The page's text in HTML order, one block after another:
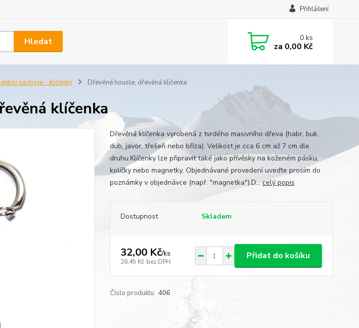
Přihlášení
Hledat 0ks
za 0,00 Kč
nástroje - klíčenky Dřevěné housle, dřevěná klíčenka
klíčenka
Dřevěná klíčenka vyrobená z tvrdého masivního dřeva (habr, buk,
dub, javor, třešeň nebo bříza). Velikost je cca 6 cm až 7 cm dle
druhu.Klíčenky lze připravit také jako přívěsky na koženém pásku,
kolíčky nebo magnetky. Objednávané provedení uveďte prosím do
poznámky v objednávce (např. "magnetka").D... celý popis
Dostupnost Skladem
32,00 Kč/ks
26,45 Kč bez DPH
Přidat do košíku
Číslo produktu: 406